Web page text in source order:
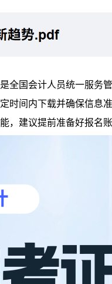
全国会计人员统一服务
时间内下载并确保信息
，建议提前准备好报名